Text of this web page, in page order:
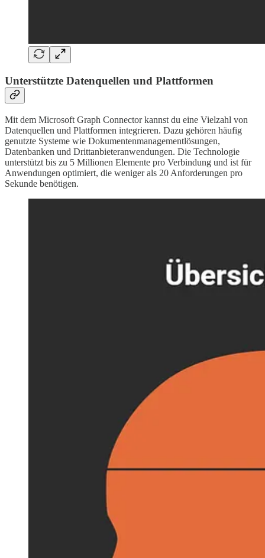
Unterstützte Datenquellen und Plattformen
Mit dem Microsoft Graph Connector kannst du eine Vielzahl von
Datenquellen und Plattformen integrieren. Dazu gehören häufig
genutzte Systeme wie Dokumentenmanagementlösungen,
Datenbanken und Drittanbieteranwendungen. Die Technologie
unterstützt bis zu 5 Millionen Elemente pro Verbindung und ist für
Anwendungen optimiert, die weniger als 20 Anforderungen pro
Sekunde benötigen.